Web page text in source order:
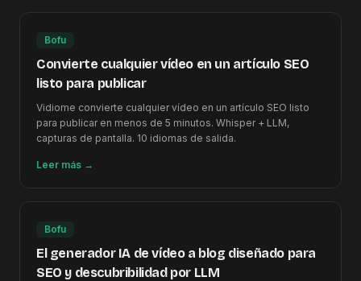
Bofu
Convierte cualquier vídeo en un artículo SEO
listo para publicar
Vidiome convierte cualquier vídeo en un artículo SEO listo
para publicar en menos de 5 minutos. Whisper + LLM,
capturas de pantalla. 10 idiomas de salida.
Leer más →
Bofu
El generador IA de vídeo a blog diseñado para
SEO y descubribilidad por LLM